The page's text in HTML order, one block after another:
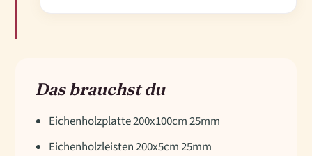
Das brauchst du
Eichenholzplatte 200x100cm 25mm
Eichenholzleisten 200x5cm 25mm